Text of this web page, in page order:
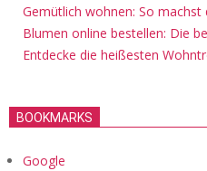
Gemütlich wohnen: So machst
Blumen online bestellen: Die
Entdecke die heißesten
BOOKMARKS
Google